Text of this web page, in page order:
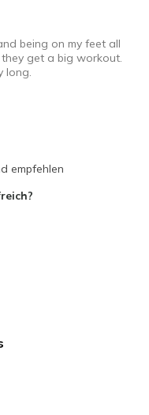
being on my feet all
get a big workout.
long.
empfehlen